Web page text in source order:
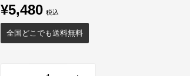
販
売
価
¥5,480
全国どこでも送料無料